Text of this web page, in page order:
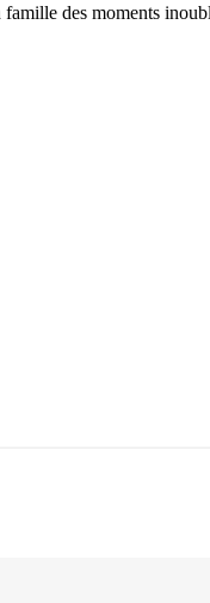
des moments